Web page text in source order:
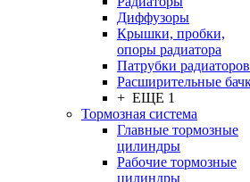
Диффузоры
Крышки, пробки,
опоры радиатора
Патрубки радиаторов
Расширительные
+ ЕЩЕ 1
Тормозная система
Главные тормозные
цилиндры
Рабочие тормозные
цилиндры